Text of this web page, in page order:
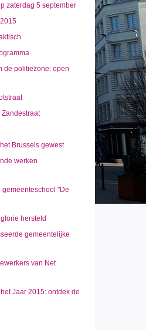
zaterdag 5 september
de politiezone: open
Zandestraat
Brussels gewest
werken
"De
hersteld
gemeentelijke
van Net
Jaar 2015: ontdek de